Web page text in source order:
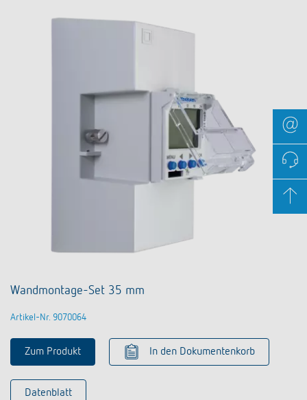
Wandmontage-Set 35 mm
Artikel-Nr. 9070064
Zum Produkt In den Dokumentenkorb
Datenblatt